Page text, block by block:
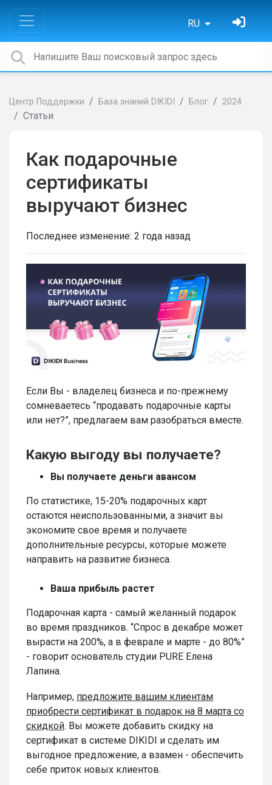
RU
Центр Поддержки База знаний DIKIDI Блог 2024
Статьи
Как подарочные
сертификаты
выручают бизнес
Последнее изменение: 2 года назад
Если Вы - владелец бизнеса и по-прежнему
сомневаетесь “продавать подарочные карты
или нет?”, предлагаем вам разобраться вместе.
Какую выгоду вы получаете?
Вы получаете деньги авансом
По статистике, 15-20% подарочных карт
остаются неиспользованными, а значит вы
экономите свое время и получаете
дополнительные ресурсы, которые можете
направить на развитие бизнеса.
Ваша прибыль растет
Подарочная карта - самый желанный подарок
во время праздников. “Спрос в декабре может
вырасти на 200%, а в феврале и марте - до 80%”
- говорит основатель студии PURE Елена
Лапина.
Например, предложите вашим клиентам
приобрести сертификат в подарок на 8 марта со
скидкой. Вы можете добавить скидку на
сертификат в системе DIKIDI и сделать им
выгодное предложение, а взамен - обеспечить
себе приток новых клиентов.